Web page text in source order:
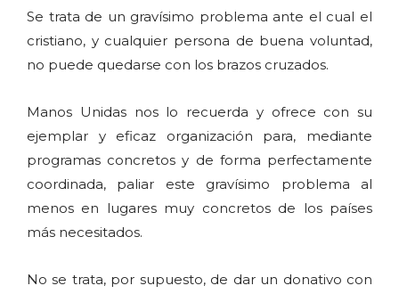
Se trata de un gravísimo problema ante el cual el
cristiano, y cualquier persona de buena voluntad,
no puede quedarse con los brazos cruzados.
Manos Unidas nos lo recuerda y ofrece con su
ejemplar y eficaz organización para, mediante
programas concretos y de forma perfectamente
coordinada, paliar este gravísimo problema al
menos en lugares muy concretos de los países
más necesitados.
No se trata, por supuesto, de dar un donativo con